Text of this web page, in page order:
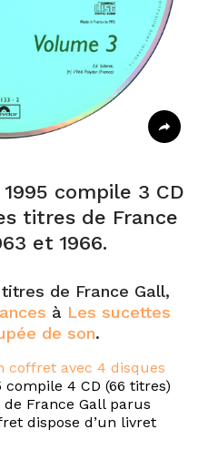
compile 3 CD
titres de France
et 1966.
de France Gall,
à Les sucettes
de son.
coffret avec 4 disques
4 CD (66 titres)
France Gall parus
dispose d’un livret